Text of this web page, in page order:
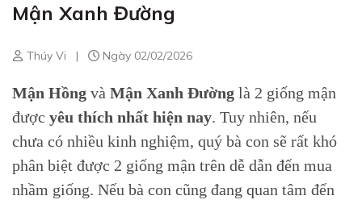
Mận Xanh Đường
Thúy Vi | Ngày 02/02/2026
Mận Hồng và Mận Xanh Đường là 2 giống mận
được yêu thích nhất hiện nay. Tuy nhiên, nếu
chưa có nhiều kinh nghiệm, quý bà con sẽ rất khó
phân biệt được 2 giống mận trên dễ dẫn đến mua
nhầm giống. Nếu bà con cũng đang quan tâm đến